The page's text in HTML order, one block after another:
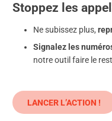
Stoppez les
Ne subissez plus,
Signalez les
notre outil faire le
LANCER L’ACTION !